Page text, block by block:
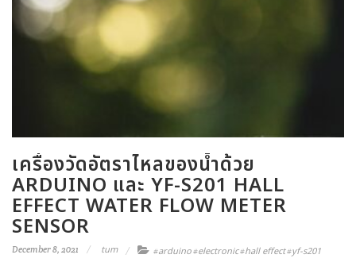
เครื่องวัดอัตราไหลของน้ำด้วย
ARDUINO และ YF-S201 HALL
EFFECT WATER FLOW METER
SENSOR
December 8, 2021 tum #arduino#electronic#hall effect#yf-s201